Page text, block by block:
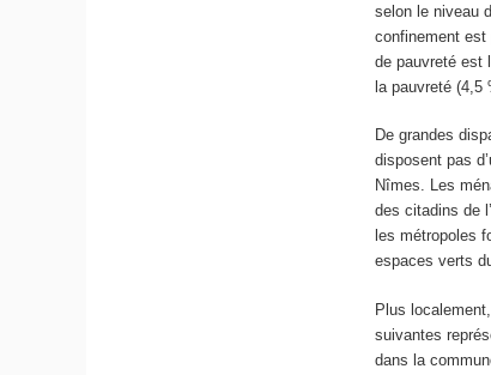
selon le niveau
confinement
de pauvreté est
la pauvreté (4,5
De grandes
disposent pas
Nîmes. Les
des citadins de
les métropoles
espaces verts
Plus
suivantes
dans la